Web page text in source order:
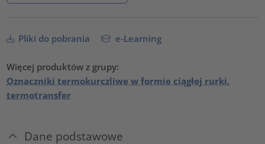
Pliki do pobrania e-Learning
Więcej produktów z grupy:
Oznaczniki termokurczliwe w formie ciągłej rurki,
termotransfer
Dane podstawowe